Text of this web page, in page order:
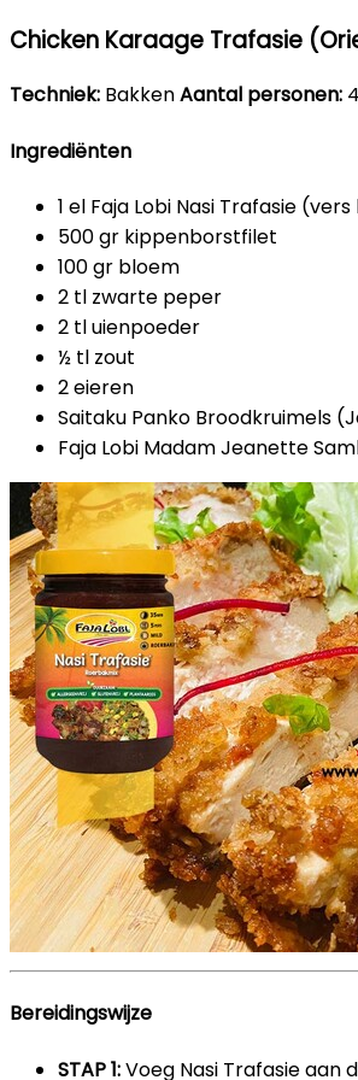
Chicken Karaage Trafasie
Techniek: BakkenAantal personen:
Ingrediënten
1 el Faja Lobi Nasi Trafasie
500 gr kippenborstfilet
100 gr bloem
2 tl zwarte peper
2 tl uienpoeder
½ tl zout
2 eieren
Saitaku Panko Broodkruimels
Faja Lobi Madam Jeanette
Bereidingswijze
STAP 1:Voeg Nasi Trafasie